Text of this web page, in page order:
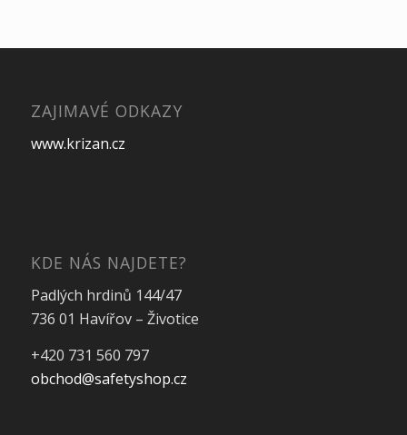
ZAJIMAVÉ ODKAZY
www.krizan.cz
KDE NÁS NAJDETE?
Padlých hrdinů 144/47
736 01 Havířov – Životice
+420 731 560 797
obchod@safetyshop.cz